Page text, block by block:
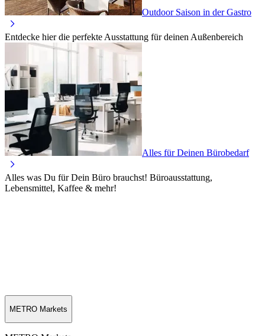
Outdoor Saison in der Gastro
Entdecke hier die perfekte Ausstattung für deinen Außenbereich
Alles für Deinen Bürobedarf
Alles was Du für Dein Büro brauchst! Büroausstattung,
Lebensmittel, Kaffee & mehr!
METRO Markets